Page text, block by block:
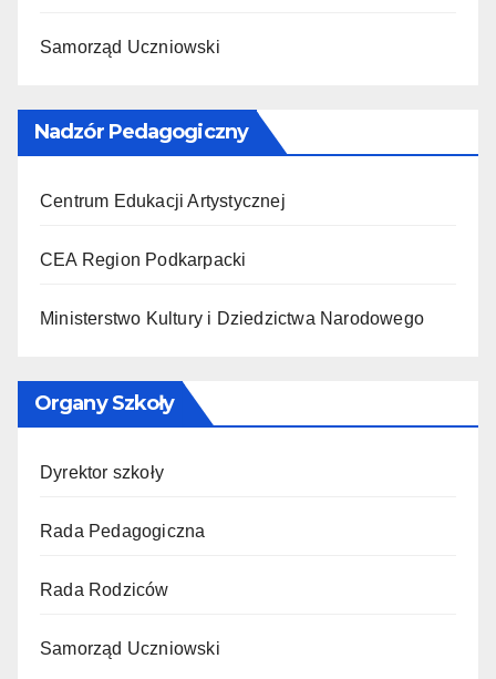
Samorząd Uczniowski
Nadzór Pedagogiczny
Centrum Edukacji Artystycznej
CEA Region Podkarpacki
Ministerstwo Kultury i Dziedzictwa Narodowego
Organy Szkoły
Dyrektor szkoły
Rada Pedagogiczna
Rada Rodziców
Samorząd Uczniowski